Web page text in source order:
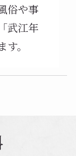
俗や事
武江年
。